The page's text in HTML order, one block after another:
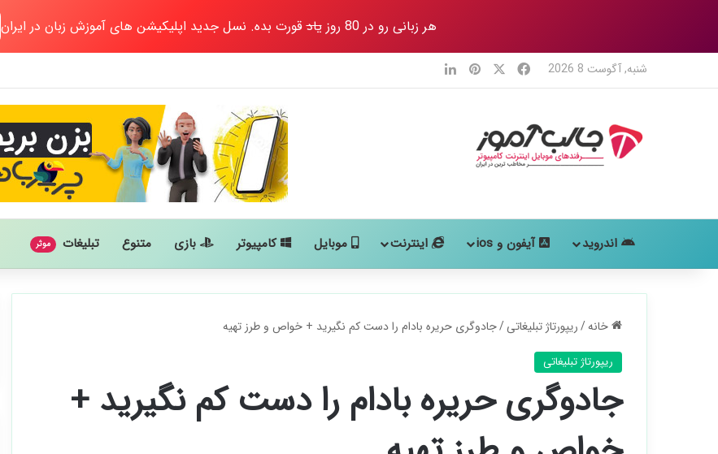
هر زبانی رو در 80 روز یادقورت بده. نسل جدید اپلیکیشن های آموزش زبان در ایران
شنبه, آگوست 8 2026 فیس بوک‫پین‌ترست
لینکدین
اندروید آیفون و ios اینترنت موبایل کامپیوتر بازی متنوع تبلیغات موثر
خانه/ریپورتاژ تبلیغاتی/جادوگری حریره بادام را دست کم نگیرید + خواص و طرز تهیه
ریپورتاژ تبلیغاتی
جادوگری حریره بادام را دست کم نگیرید +